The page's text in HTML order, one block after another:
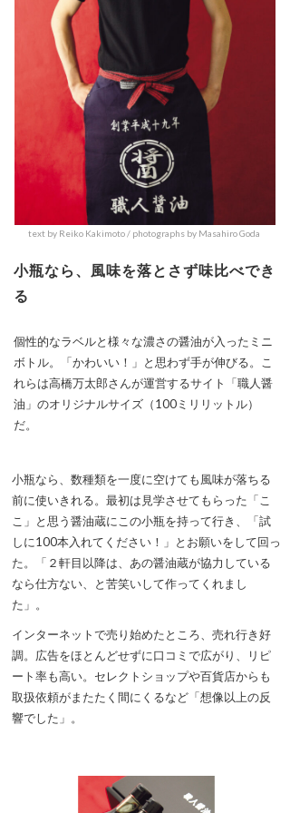
text by Reiko Kakimoto / photographs by Masahiro Goda
小瓶なら、風味を落とさず味比べでき
る
個性的なラベルと様々な濃さの醤油が入ったミニ
ボトル。「かわいい！」と思わず手が伸びる。こ
れらは高橋万太郎さんが運営するサイト「職人醤
油」のオリジナルサイズ（100ミリリットル）
だ。
小瓶なら、数種類を一度に空けても風味が落ちる
前に使いきれる。最初は見学させてもらった「こ
こ」と思う醤油蔵にこの小瓶を持って行き、「試
しに100本入れてください！」とお願いをして回っ
た。「２軒目以降は、あの醤油蔵が協力している
なら仕方ない、と苦笑いして作ってくれまし
た」。
インターネットで売り始めたところ、売れ行き好
調。広告をほとんどせずに口コミで広がり、リピ
ート率も高い。セレクトショップや百貨店からも
取扱依頼がまたたく間にくるなど「想像以上の反
響でした」。